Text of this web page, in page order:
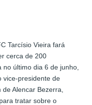
Tarcísio Vieira fará
cerca de 200
último dia 6 de junho,
vice-presidente de
Alencar Bezerra,
tratar sobre o